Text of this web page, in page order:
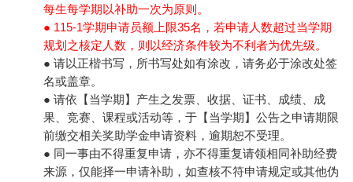
每生每学期以补助一次为原则。
● 115-1学期申请员额上限35名，若申请人数超过当学期
规划之核定人数，则以经济条件较为不利者为优先级。
● 请以正楷书写，所书写处如有涂改，请务必于涂改处签
名或盖章。
● 请依【当学期】产生之发票、收据、证书、成绩、成
果、竞赛、课程或活动等，于【当学期】公告之申请期限
前缴交相关奖助学金申请资料，逾期恕不受理。
● 同一事由不得重复申请，亦不得重复请领相同补助经费
来源，仅能择一申请补助，如查核不符申请规定或其他伪